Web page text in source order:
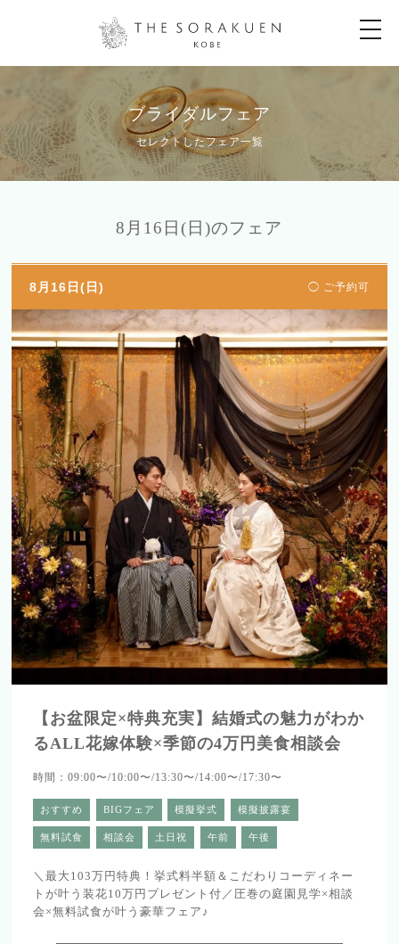
t
o
g
g
a
ブライダルフェア
セレクトしたフェア一覧
8月16日(日)のフェア
8月16日(日) ◯ ご予約可
【お盆限定×特典充実】結婚式の魅力がわか
るALL花嫁体験×季節の4万円美食相談会
時間：09:00〜/10:00〜/13:30〜/14:00〜/17:30〜
おすすめ BIGフェア 模擬挙式 模擬披露宴
無料試食 相談会 土日祝 午前 午後
＼最大103万円特典！挙式料半額＆こだわりコーディネー
トが叶う装花10万円プレゼント付／圧巻の庭園見学×相談
会×無料試食が叶う豪華フェア♪